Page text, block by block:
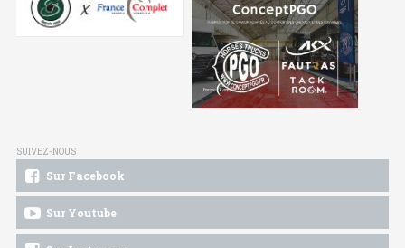
SUIVEZ-NOUS
Sur Facebook
Sur Youtube